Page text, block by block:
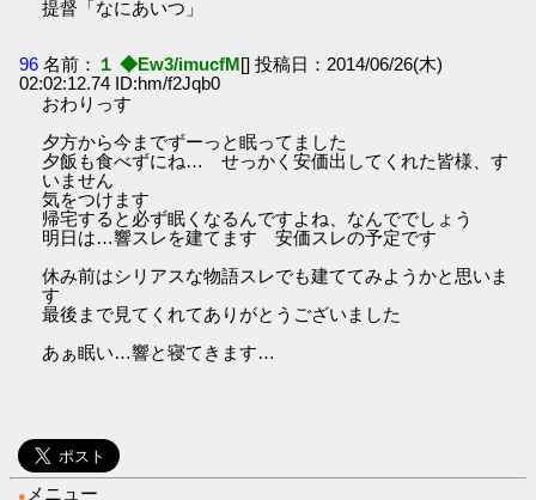
提督「なにあいつ」
96 名前： １ ◆Ew3/imucfM[] 投稿日：2014/06/26(木)
02:02:12.74 ID:hm/f2Jqb0
おわりっす
夕方から今までずーっと眠ってました
夕飯も食べずにね… せっかく安価出してくれた皆様、す
いません
気をつけます
帰宅すると必ず眠くなるんですよね、なんででしょう
明日は…響スレを建てます 安価スレの予定です
休み前はシリアスな物語スレでも建ててみようかと思いま
す
最後まで見てくれてありがとうございました
あぁ眠い…響と寝てきます…
● メニュー